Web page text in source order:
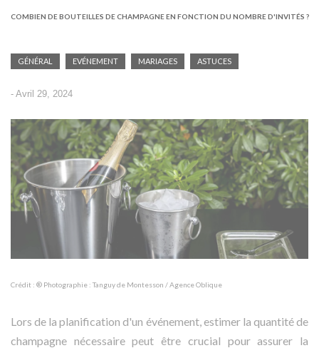
COMBIEN DE BOUTEILLES DE CHAMPAGNE EN FONCTION DU NOMBRE D'INVITÉS ?
GÉNÉRAL EVÉNEMENT MARIAGES ASTUCES
- Avril 29, 2024
Crédit : ® Photographie : Tanguy de Montesson / Agence Oblique
Lors de la planification d'un événement, estimer la quantité de
champagne nécessaire peut être crucial pour assurer la